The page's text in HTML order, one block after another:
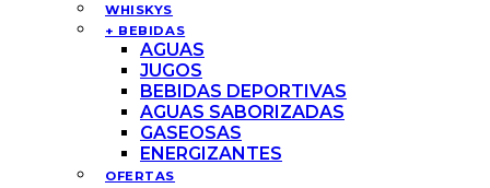
WHISKYS
+ BEBIDAS
AGUAS
JUGOS
BEBIDAS DEPORTIVAS
AGUAS SABORIZADAS
GASEOSAS
ENERGIZANTES
OFERTAS